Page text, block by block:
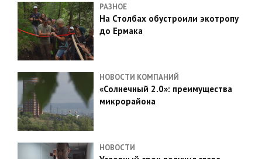
РАЗНОЕ
На Столбах обустроили экотропу
до Ермака
НОВОСТИ КОМПАНИЙ
«Солнечный 2.0»: преимущества
микрорайона
НОВОСТИ